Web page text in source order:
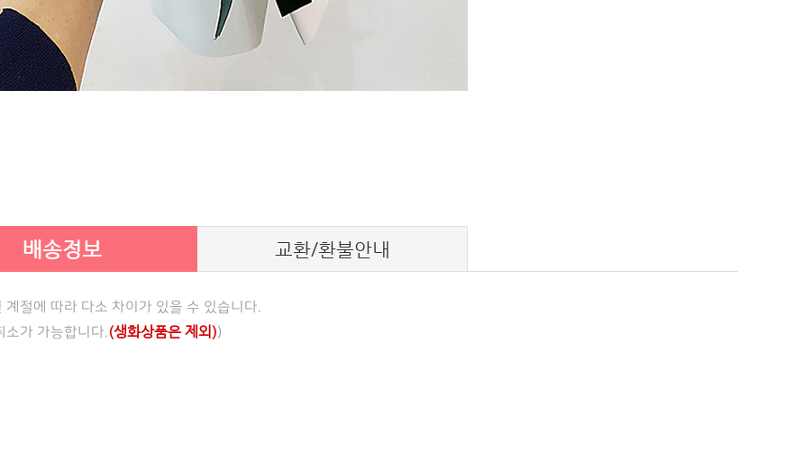
배송정보 교환/환불안내
절에 따라 다소 차이가 있을 수 있습니다.
소가 가능합니다.(생화상품은 제외))